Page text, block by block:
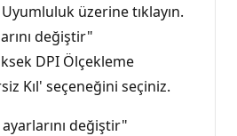
üzerine tıklayın.
değiştir"
DPI Ölçekleme
Kıl' seçeneğini seçiniz.
değiştir"